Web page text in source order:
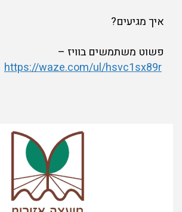
איך מגיעים?
פשוט משתמשים בוויז –
https://waze.com/ul/hsvc1sx89r